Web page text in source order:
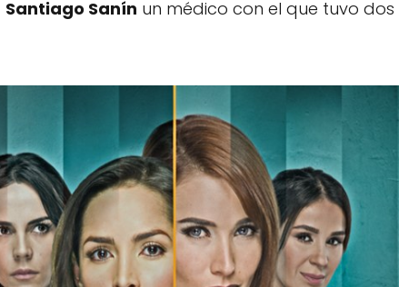
Santiago Sanín un médico con el que tuvo dos